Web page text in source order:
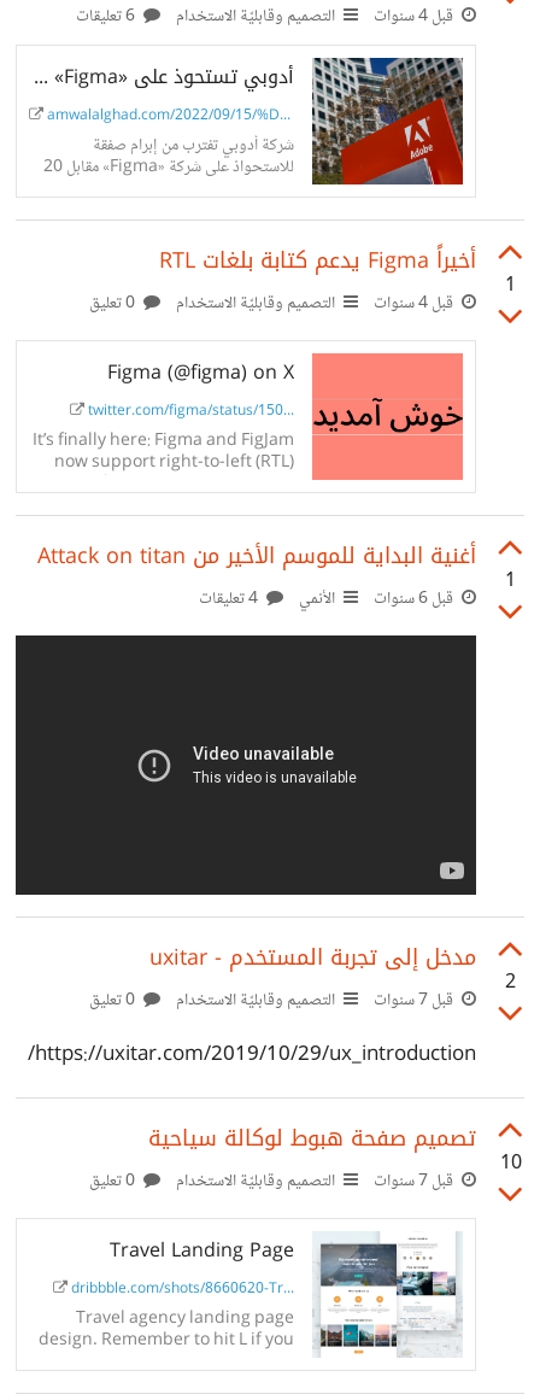
قبل 4 سنوات التصميم وقابليّة الاستخدام
أدوبي تستحوذ على «Figma» مقابل 20 مليار دولار
amwalalghad.com/2022/09/15/%D8%A...
شركة أدوبي تفترب من إبرام صفقة
للاستحواذ على شركة «Figma» مقابل 20
مليار دولار.. فيجما شركة ناشئة لبرامج
1
أخيراً Figma يدعم كتابة بلغات RTL
قبل 4 سنوات التصميم وقابليّة الاستخدام
Figma (@figma) on X
twitter.com/figma/status/150...
It’s finally here: Figma and FigJam
now support right-to-left (RTL)
text 🥳 You can now type and
more: https://t.co/gJkEC8jESy
1
أغنية البداية للموسم الأخير من Attack on titan
قبل 6 سنوات الأنمي
2
مدخل إلى تجربة المستخدم - uxitar
قبل 7 سنوات التصميم وقابليّة الاستخدام
https://uxitar.com/2019/10/29/ux_introduction/
10
تصميم صفحة هبوط لوكالة سياحية
قبل 7 سنوات التصميم وقابليّة الاستخدام
Travel Landing Page
dribbble.com/shots/8660620-Tr...
Travel agency landing page
design. Remember to hit L if you